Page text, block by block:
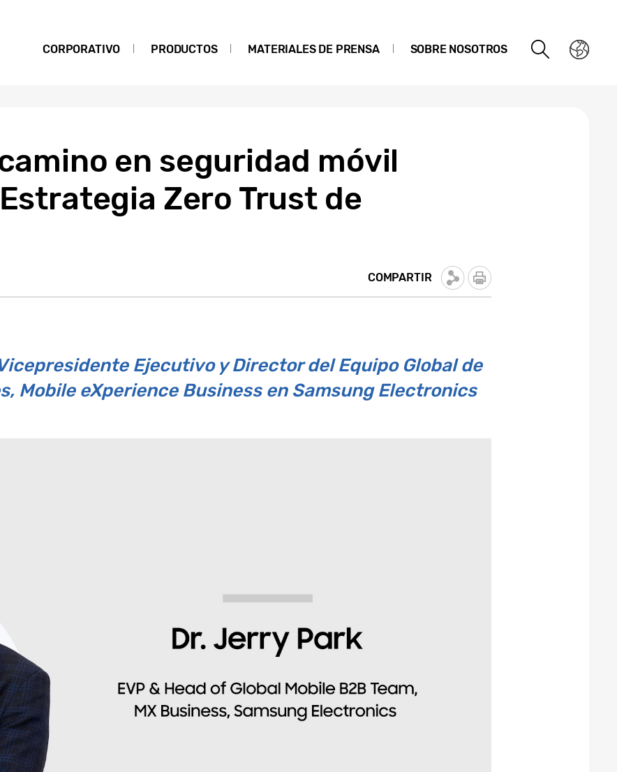
CORPORATIVO PRODUCTOS MATERIALES DE PRENSA SOBRE NOSOTROS
en seguridad móvil
Zero Trust de
COMPARTIR
Ejecutivo y Director del Equipo Global de
Mobile eXperience Business en Samsung Electronics